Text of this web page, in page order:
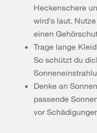
Heckenschere
wird's laut.
einen
Trage lange
So schützt du
Denke an
passende
vor